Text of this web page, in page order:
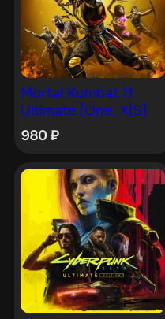
Mortal Kombat 11
Ultimate [One, X|S]
980₽